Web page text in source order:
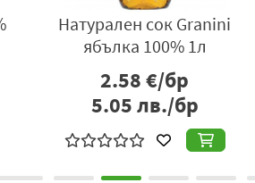
Натурален сок Granini
ябълка 100% 1л
2.58€/бр
5.05лв./бр